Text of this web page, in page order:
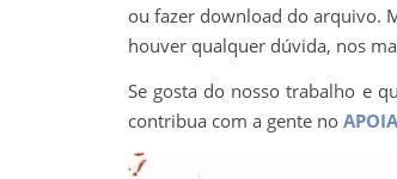
ou fazer download do arquivo.
houver qualquer dúvida, nos
Se gosta do nosso trabalho e
contribua com a gente no